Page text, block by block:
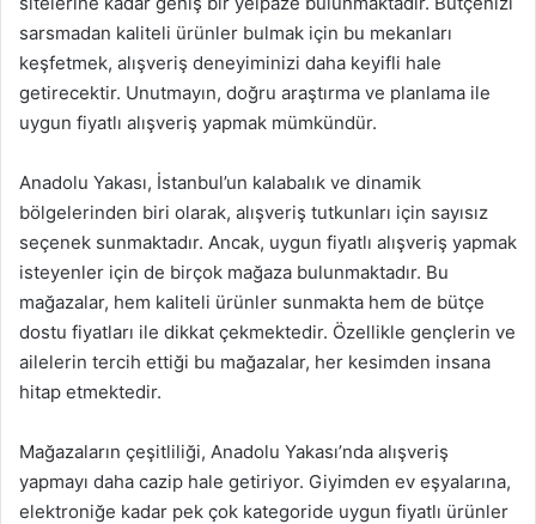
sarsmadan kaliteli ürünler bulmak için bu mekanları
keşfetmek, alışveriş deneyiminizi daha keyifli hale
getirecektir. Unutmayın, doğru araştırma ve planlama ile
uygun fiyatlı alışveriş yapmak mümkündür.
Anadolu Yakası, İstanbul’un kalabalık ve dinamik
bölgelerinden biri olarak, alışveriş tutkunları için sayısız
seçenek sunmaktadır. Ancak, uygun fiyatlı alışveriş yapmak
isteyenler için de birçok mağaza bulunmaktadır. Bu
mağazalar, hem kaliteli ürünler sunmakta hem de bütçe
dostu fiyatları ile dikkat çekmektedir. Özellikle gençlerin ve
ailelerin tercih ettiği bu mağazalar, her kesimden insana
hitap etmektedir.
Mağazaların çeşitliliği, Anadolu Yakası’nda alışveriş
yapmayı daha cazip hale getiriyor. Giyimden ev eşyalarına,
elektroniğe kadar pek çok kategoride uygun fiyatlı ürünler